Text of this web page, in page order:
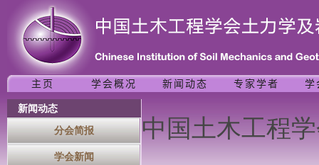
新闻动态
分会简报
学会新闻
中国土木工程